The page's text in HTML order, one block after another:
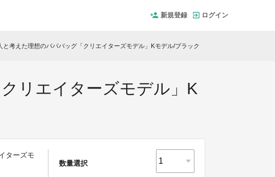
新規登録 ログイン
と考えた理想のパパバッグ「クリエイターズモデル」Kモデル/ブラック
リエイターズモデル」K
ターズモ
数量選択